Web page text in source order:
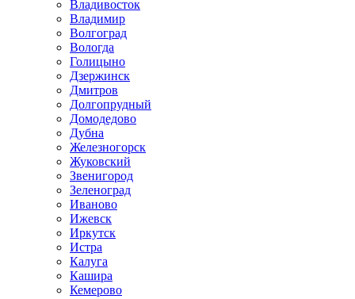
Владивосток
Владимир
Волгоград
Вологда
Голицыно
Дзержинск
Дмитров
Долгопрудный
Домодедово
Дубна
Железногорск
Жуковский
Звенигород
Зеленоград
Иваново
Ижевск
Иркутск
Истра
Калуга
Кашира
Кемерово